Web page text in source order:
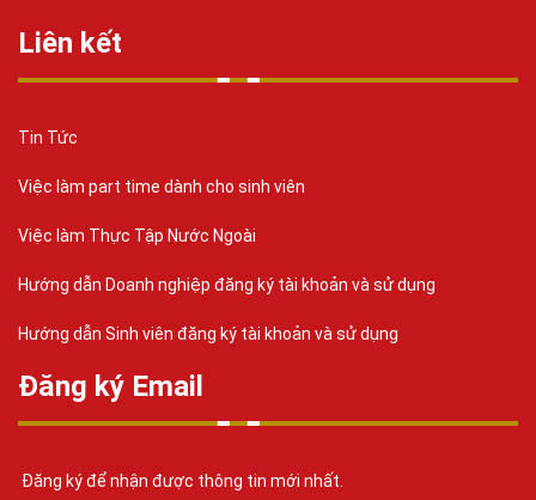
Liên kết
Tin Tức
Việc làm part time dành cho sinh viên
Việc làm Thực Tập Nước Ngoài
Hướng dẫn Doanh nghiệp đăng ký tài khoản và sử dụng
Hướng dẫn Sinh viên đăng ký tài khoản và sử dụng
Đăng ký Email
Đăng ký để nhận được thông tin mới nhất.